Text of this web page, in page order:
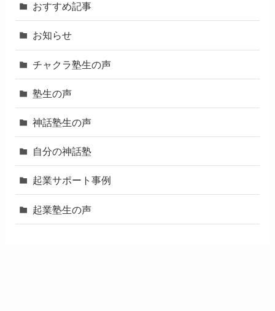
おすすめ記事
お知らせ
チャクラ塾生の声
塾生の声
神話塾生の声
自分の神話塾
起業サポート事例
起業塾生の声